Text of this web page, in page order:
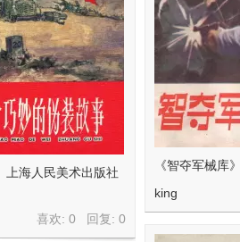
上海人民美术出版社
喜欢: 0 回复: 0
《智夺军械库
king